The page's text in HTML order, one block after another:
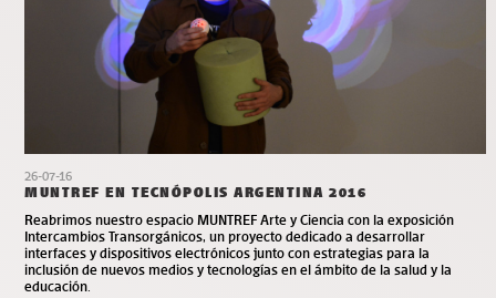
26-07-16
MUNTREF EN TECNÓPOLIS ARGENTINA 2016
Reabrimos nuestro espacio MUNTREF Arte y Ciencia con la exposición
Intercambios Transorgánicos, un proyecto dedicado a desarrollar
interfaces y dispositivos electrónicos junto con estrategias para la
inclusión de nuevos medios y tecnologías en el ámbito de la salud y la
educación.